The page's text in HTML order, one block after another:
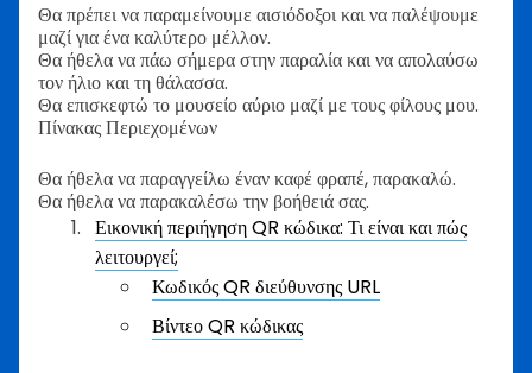
Θα πρέπει να παραμείνουμε αισιόδοξοι και να παλέψουμε
μαζί για ένα καλύτερο μέλλον.
Θα ήθελα να πάω σήμερα στην παραλία και να απολαύσω
τον ήλιο και τη θάλασσα.
Θα επισκεφτώ το μουσείο αύριο μαζί με τους φίλους μου.
Πίνακας Περιεχομένων
Θα ήθελα να παραγγείλω έναν καφέ φραπέ, παρακαλώ.
Θα ήθελα να παρακαλέσω την βοήθειά σας.
Εικονική περιήγηση QR κώδικα: Τι είναι και πώς
λειτουργεί;
Κωδικός QR διεύθυνσης URL
Βίντεο QR κώδικας